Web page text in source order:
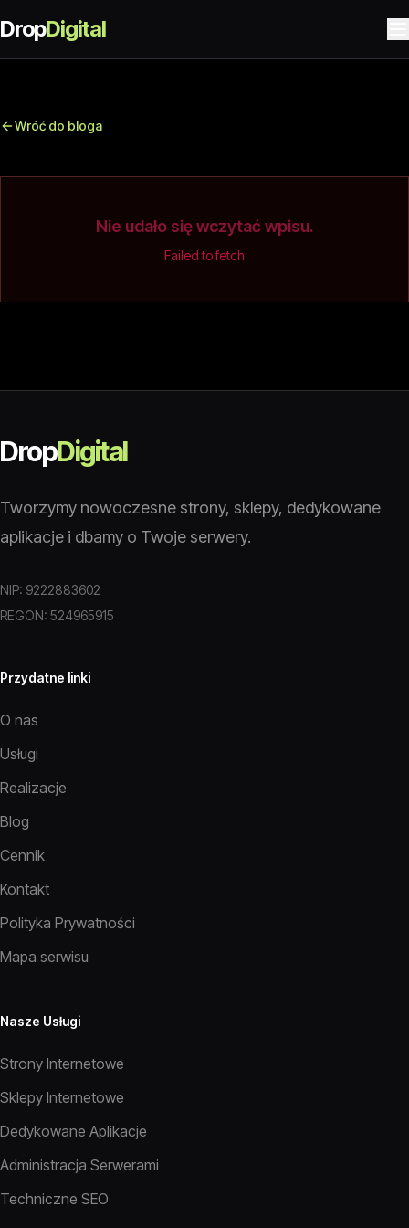
DropDigital
Wróć do bloga
Nie udało się wczytać wpisu.
Failed to fetch
DropDigital
Tworzymy nowoczesne strony, sklepy, dedykowane
aplikacje i dbamy o Twoje serwery.
NIP: 9222883602
REGON: 524965915
Przydatne linki
O nas
Usługi
Realizacje
Blog
Cennik
Kontakt
Polityka Prywatności
Mapa serwisu
Nasze Usługi
Strony Internetowe
Sklepy Internetowe
Dedykowane Aplikacje
Administracja Serwerami
Techniczne SEO